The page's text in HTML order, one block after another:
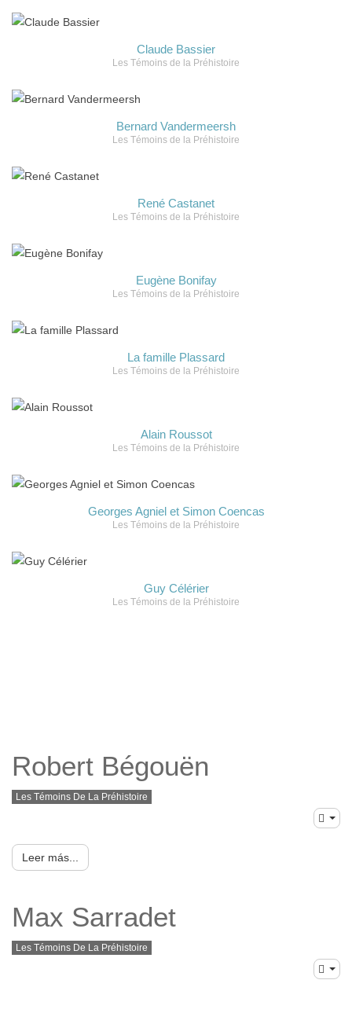
Claude Bassier
Les Témoins de la Préhistoire
Bernard Vandermeersh
Les Témoins de la Préhistoire
René Castanet
Les Témoins de la Préhistoire
Eugène Bonifay
Les Témoins de la Préhistoire
La famille Plassard
Les Témoins de la Préhistoire
Alain Roussot
Les Témoins de la Préhistoire
Georges Agniel et Simon Coencas
Les Témoins de la Préhistoire
Guy Célérier
Les Témoins de la Préhistoire
Robert Bégouën
Les Témoins De La Préhistoire
Leer más...
Max Sarradet
Les Témoins De La Préhistoire